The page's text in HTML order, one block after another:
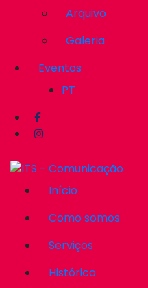
Arquivo
Galeria
Eventos
PT
Início
Como somos
Serviços
Histórico